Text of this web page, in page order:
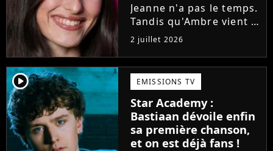
Jeanne n'a pas le temps.
Tandis qu'Ambre vient à
peine de dévoiler son
premier single, l'ex-
candidate de la Star
Academy s'apprête à
sortir un troisième titre
(Les règles) et vient...
2 juillet 2026
player2 EMISSIONS TV
Star Academy :
Bastiaan dévoile enfin
sa première chanson,
et on est déjà fans !